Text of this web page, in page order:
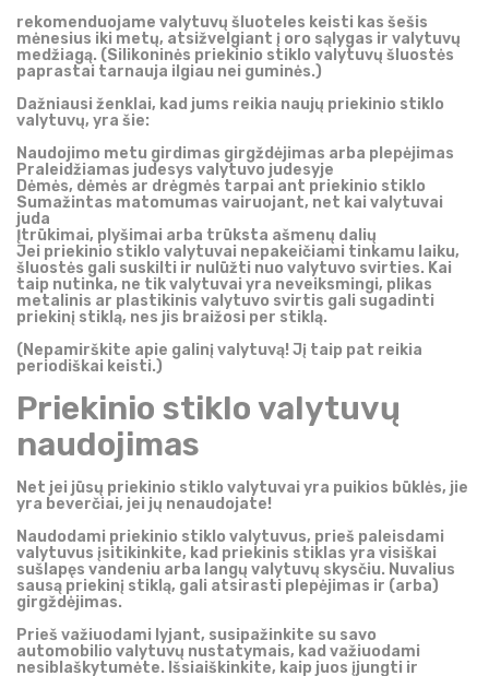
rekomenduojame valytuvų šluoteles keisti kas šešis
mėnesius iki metų, atsižvelgiant į oro sąlygas ir valytuvų
medžiagą. (Silikoninės priekinio stiklo valytuvų šluostės
paprastai tarnauja ilgiau nei guminės.)
Dažniausi ženklai, kad jums reikia naujų priekinio stiklo
valytuvų, yra šie:
Naudojimo metu girdimas girgždėjimas arba plepėjimas
Praleidžiamas judesys valytuvo judesyje
Dėmės, dėmės ar drėgmės tarpai ant priekinio stiklo
Sumažintas matomumas vairuojant, net kai valytuvai
juda
Įtrūkimai, plyšimai arba trūksta ašmenų dalių
Jei priekinio stiklo valytuvai nepakeičiami tinkamu laiku,
šluostės gali suskilti ir nulūžti nuo valytuvo svirties. Kai
taip nutinka, ne tik valytuvai yra neveiksmingi, plikas
metalinis ar plastikinis valytuvo svirtis gali sugadinti
priekinį stiklą, nes jis braižosi per stiklą.
(Nepamirškite apie galinį valytuvą! Jį taip pat reikia
periodiškai keisti.)
Priekinio stiklo valytuvų
naudojimas
Net jei jūsų priekinio stiklo valytuvai yra puikios būklės, jie
yra beverčiai, jei jų nenaudojate!
Naudodami priekinio stiklo valytuvus, prieš paleisdami
valytuvus įsitikinkite, kad priekinis stiklas yra visiškai
sušlapęs vandeniu arba langų valytuvų skysčiu. Nuvalius
sausą priekinį stiklą, gali atsirasti plepėjimas ir (arba)
girgždėjimas.
Prieš važiuodami lyjant, susipažinkite su savo
automobilio valytuvų nustatymais, kad važiuodami
nesiblaškytumėte. Išsiaiškinkite, kaip juos įjungti ir